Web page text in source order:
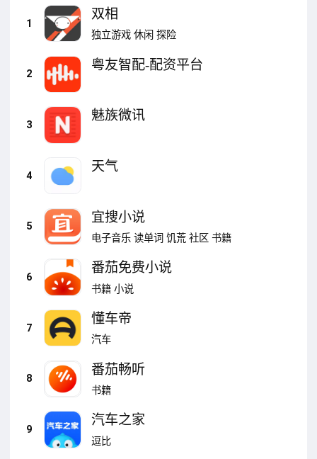
1
双相
独立游戏 休闲 探险
2
粤友智配-配资平台
3
魅族微讯
4
天气
5
宜搜小说
电子音乐 读单词 饥荒 社区 书籍
6
番茄免费小说
书籍 小说
7
懂车帝
汽车
8
番茄畅听
书籍
9
汽车之家
逗比